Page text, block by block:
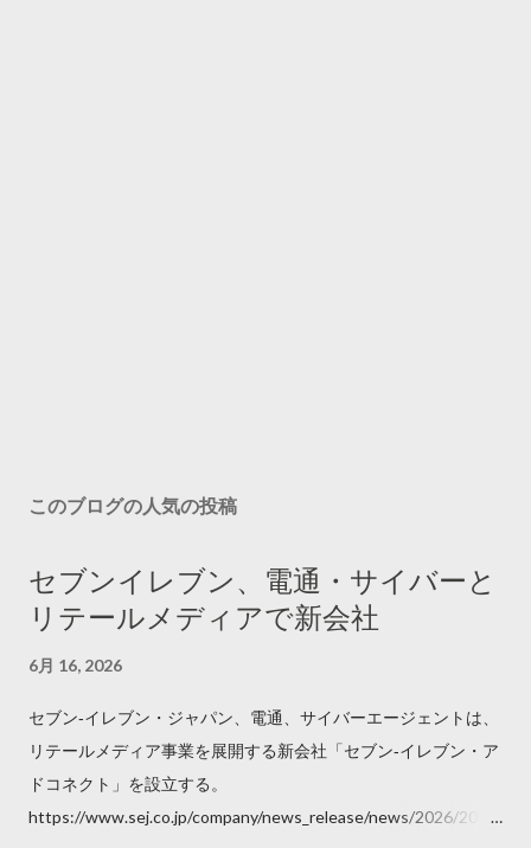
このブログの人気の投稿
セブンイレブン、電通・サイバーと
リテールメディアで新会社
6月 16, 2026
セブン‐イレブン・ジャパン、電通、サイバーエージェントは、
リテールメディア事業を展開する新会社「セブン‐イレブン・ア
ドコネクト」を設立する。
https://www.sej.co.jp/company/news_release/news/2026/2026